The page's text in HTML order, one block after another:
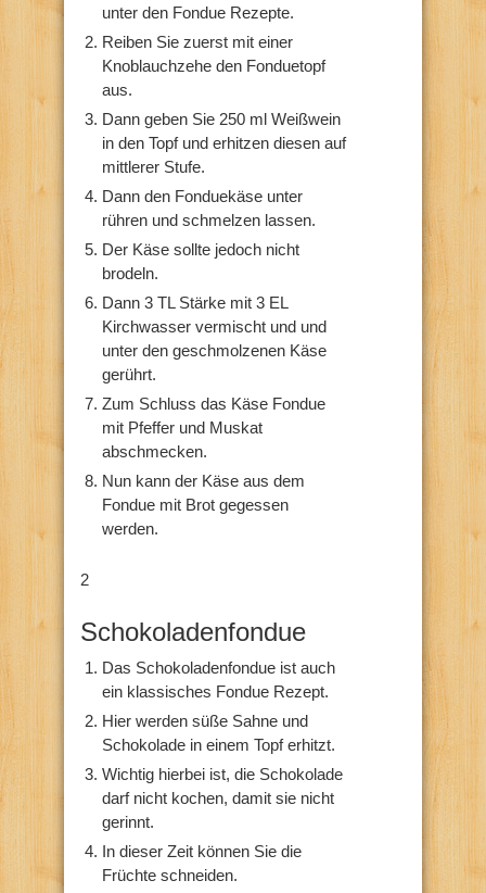
unter den Fondue Rezepte.
Reiben Sie zuerst mit einer
Knoblauchzehe den Fonduetopf
aus.
Dann geben Sie 250 ml Weißwein
in den Topf und erhitzen diesen auf
mittlerer Stufe.
Dann den Fonduekäse unter
rühren und schmelzen lassen.
Der Käse sollte jedoch nicht
brodeln.
Dann 3 TL Stärke mit 3 EL
Kirchwasser vermischt und und
unter den geschmolzenen Käse
gerührt.
Zum Schluss das Käse Fondue
mit Pfeffer und Muskat
abschmecken.
Nun kann der Käse aus dem
Fondue mit Brot gegessen
werden.
2
Schokoladenfondue
Das Schokoladenfondue ist auch
ein klassisches Fondue Rezept.
Hier werden süße Sahne und
Schokolade in einem Topf erhitzt.
Wichtig hierbei ist, die Schokolade
darf nicht kochen, damit sie nicht
gerinnt.
In dieser Zeit können Sie die
Früchte schneiden.